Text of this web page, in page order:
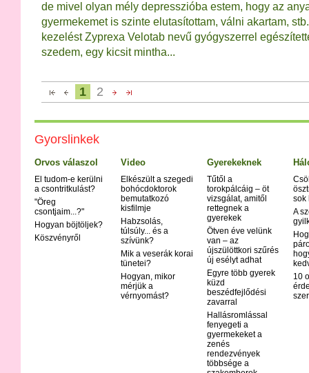
de mivel olyan mély depresszióba estem, hogy az
gyermekemet is szinte elutasítottam, válni akartam,
kezelést Zyprexa Velotab nevű gyógyszerrel
szedem, egy kicsit mintha...
1 2
Gyorslinkek
Orvos válaszol
El tudom-e kerülni
a csontritkulást?
"Öreg
csontjaim...?"
Hogyan böjtöljek?
Köszvényről
Video
Elkészült a szegedi
bohócdoktorok
bemutatkozó
kisfilmje
Habzsolás,
túlsúly... és a
szívünk?
Mik a veserák korai
tünetei?
Hogyan, mikor
mérjük a
vérnyomást?
Gyerekeknek
Tűtől a
torokpálcáig – öt
vizsgálat, amitől
rettegnek a
gyerekek
Ötven éve velünk
van – az
újszülöttkori szűrés
új esélyt adhat
Egyre több gyerek
küzd
beszédfejlődési
zavarral
Hallásromlással
fenyegeti a
gyermekeket a
zenés
rendezvények
többsége a
sok
A
10